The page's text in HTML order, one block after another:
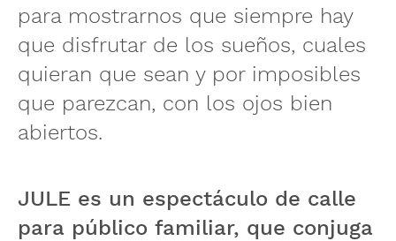
para mostrarnos que siempre hay
que disfrutar de los sueños, cuales
quieran que sean y por imposibles
que parezcan, con los ojos bien
abiertos.
JULE es un espectáculo de calle
para público familiar, que conjuga